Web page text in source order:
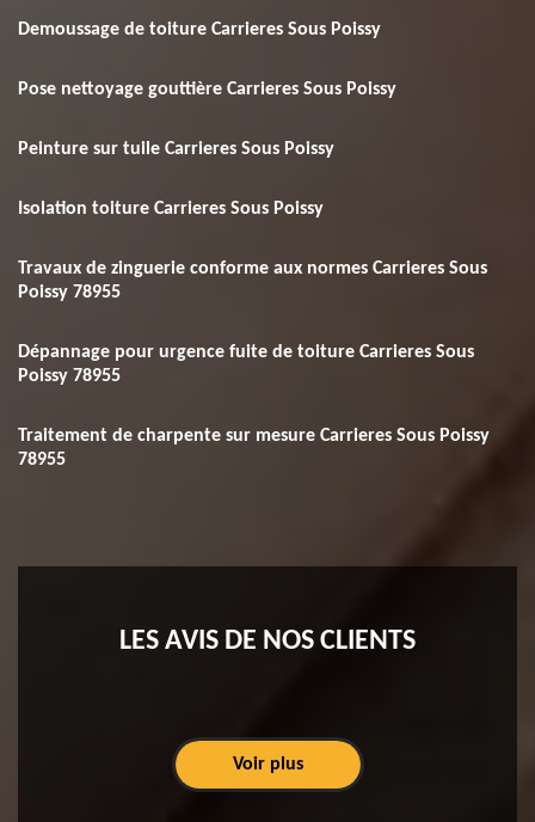
Demoussage de toiture Carrieres Sous Poissy
Pose nettoyage gouttière Carrieres Sous Poissy
Peinture sur tuile Carrieres Sous Poissy
Isolation toiture Carrieres Sous Poissy
Travaux de zinguerie conforme aux normes Carrieres Sous
Poissy 78955
Dépannage pour urgence fuite de toiture Carrieres Sous
Poissy 78955
Traitement de charpente sur mesure Carrieres Sous Poissy
78955
LES AVIS DE NOS CLIENTS
Voir plus